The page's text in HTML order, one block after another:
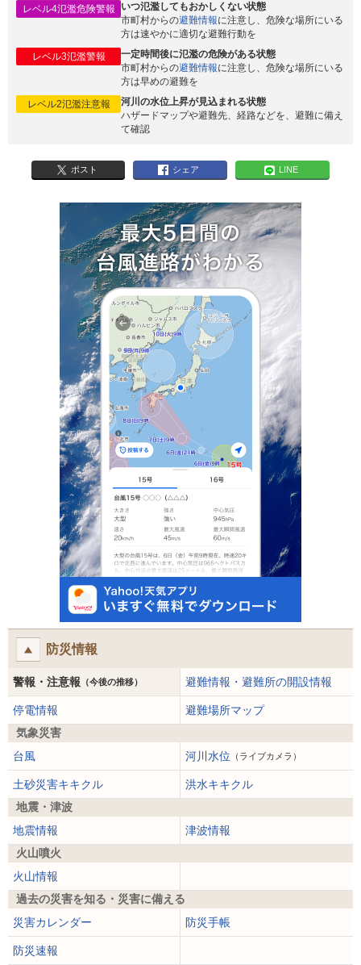
レベル4氾濫危険警報
いつ氾濫してもおかしくない状態
市町村からの避難情報に注意し、危険な場所にいる
方は速やかに適切な避難行動を
レベル3氾濫警報
一定時間後に氾濫の危険がある状態
市町村からの避難情報に注意し、危険な場所にいる
方は早めの避難を
レベル2氾濫注意報
河川の水位上昇が見込まれる状態
ハザードマップや避難先、経路などを、避難に備え
て確認
ポスト シェア LINE
防災情報
警報・注意報 （今後の推移） 避難情報・避難所の開設情報
停電情報
避難場所マップ
気象災害
台風
河川水位 （ライブカメラ）
土砂災害キキクル
洪水キキクル
地震・津波
地震情報
津波情報
火山噴火
火山情報
過去の災害を知る・災害に備える
災害カレンダー
防災手帳
防災速報